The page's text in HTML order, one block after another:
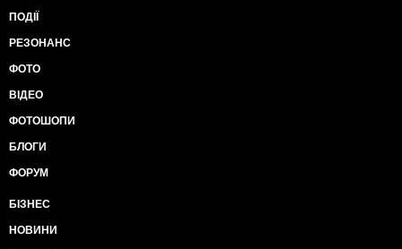
ПОДІЇ
РЕЗОНАНС
ФОТО
ВІДЕО
ФОТОШОПИ
БЛОГИ
ФОРУМ
БІЗНЕС
НОВИНИ